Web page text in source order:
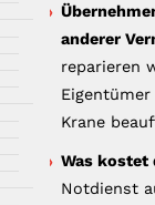
anderer
reparieren
Krane
Was kostet
Notdienst